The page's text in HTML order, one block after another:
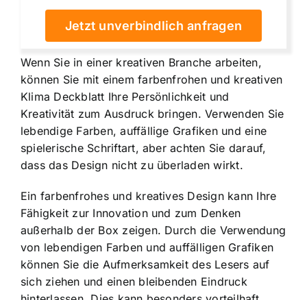
Jetzt unverbindlich anfragen
Wenn Sie in einer kreativen Branche arbeiten,
können Sie mit einem farbenfrohen und kreativen
Klima Deckblatt Ihre Persönlichkeit und
Kreativität zum Ausdruck bringen. Verwenden Sie
lebendige Farben, auffällige Grafiken und eine
spielerische Schriftart, aber achten Sie darauf,
dass das Design nicht zu überladen wirkt.
Ein farbenfrohes und kreatives Design kann Ihre
Fähigkeit zur Innovation und zum Denken
außerhalb der Box zeigen. Durch die Verwendung
von lebendigen Farben und auffälligen Grafiken
können Sie die Aufmerksamkeit des Lesers auf
sich ziehen und einen bleibenden Eindruck